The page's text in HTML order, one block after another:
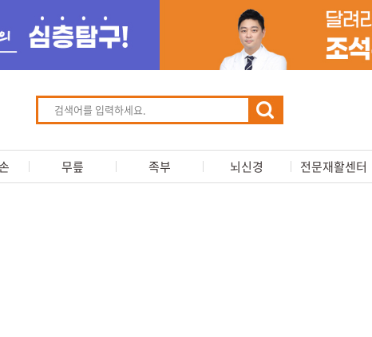
무릎 족부 뇌신경 전문재활센터